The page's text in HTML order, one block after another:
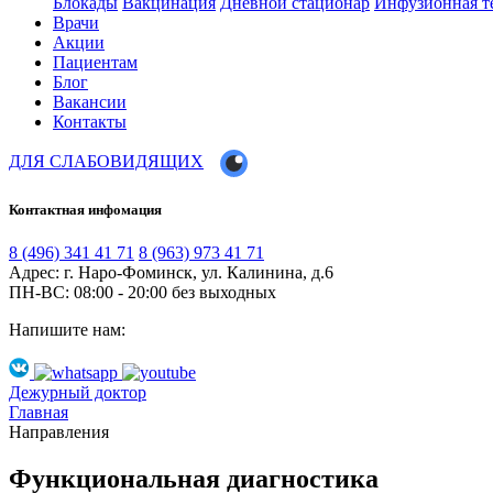
Врачи
Акции
Пациентам
Блог
Вакансии
Контакты
ДЛЯ СЛАБОВИДЯЩИХ
Контактная инфомация
8 (496) 341 41 71 8 (963) 973 41 71
Адрес: г. Наро-Фоминск, ул. Калинина, д.6
ПН-ВС: 08:00 - 20:00 без выходных
Напишите нам:
Дежурный доктор
Главная
Направления
Функциональная диагностика